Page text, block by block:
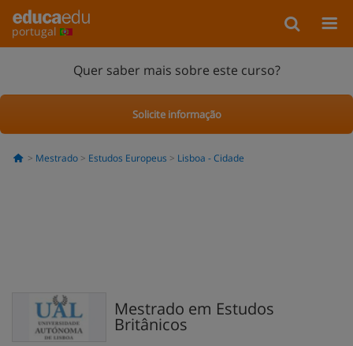
portugal
Quer saber mais sobre este curso?
Solicite informação
Mestrado Estudos Europeus Lisboa - Cidade
Mestrado em Estudos
Britânicos